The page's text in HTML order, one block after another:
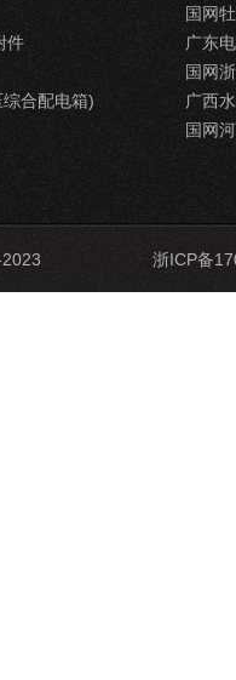
件
合配电箱)
国网
广东
国网
广西
国网
司 2010-2023 浙ICP备